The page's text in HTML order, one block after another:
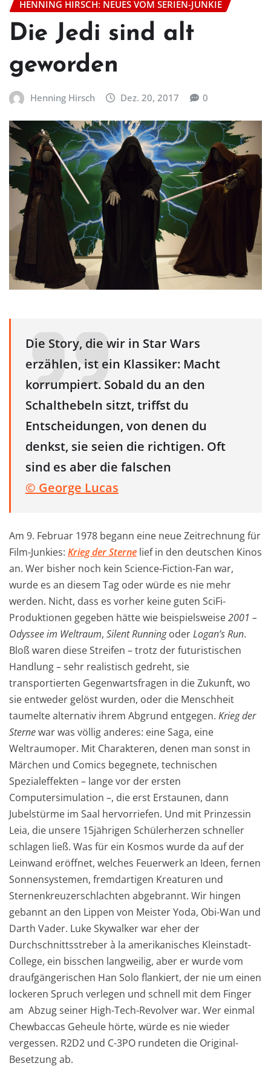
HENNING HIRSCH: NEUES VOM SERIEN-JUNKIE
Die Jedi sind alt
geworden
Henning Hirsch Dez. 20, 2017 0
Die Story, die wir in Star Wars
erzählen, ist ein Klassiker: Macht
korrumpiert. Sobald du an den
Schalthebeln sitzt, triffst du
Entscheidungen, von denen du
denkst, sie seien die richtigen. Oft
sind es aber die falschen
© George Lucas
Am 9. Februar 1978 begann eine neue Zeitrechnung für
Film-Junkies: Krieg der Sterne lief in den deutschen Kinos
an. Wer bisher noch kein Science-Fiction-Fan war,
wurde es an diesem Tag oder würde es nie mehr
werden. Nicht, dass es vorher keine guten SciFi-
Produktionen gegeben hätte wie beispielsweise2001 –
Odyssee im Weltraum, Silent RunningoderLogan’s Run.
Bloß waren diese Streifen – trotz der futuristischen
Handlung – sehr realistisch gedreht, sie
transportierten Gegenwartsfragen in die Zukunft, wo
sie entweder gelöst wurden, oder die Menschheit
taumelte alternativ ihrem Abgrund entgegen. Krieg der
Sternewar was völlig anderes: eine Saga, eine
Weltraumoper. Mit Charakteren, denen man sonst in
Märchen und Comics begegnete, technischen
Spezialeffekten – lange vor der ersten
Computersimulation –, die erst Erstaunen, dann
Jubelstürme im Saal hervorriefen. Und mit Prinzessin
Leia, die unsere 15jährigen Schülerherzen schneller
schlagen ließ. Was für ein Kosmos wurde da auf der
Leinwand eröffnet, welches Feuerwerk an Ideen, fernen
Sonnensystemen, fremdartigen Kreaturen und
Sternenkreuzerschlachten abgebrannt. Wir hingen
gebannt an den Lippen von Meister Yoda, Obi-Wan und
Darth Vader. Luke Skywalker war eher der
Durchschnittsstreber à la amerikanisches Kleinstadt-
College, ein bisschen langweilig, aber er wurde vom
draufgängerischen Han Solo flankiert, der nie um einen
lockeren Spruch verlegen und schnell mit dem Finger
am Abzug seiner High-Tech-Revolver war. Wer einmal
Chewbaccas Geheule hörte, würde es nie wieder
vergessen. R2D2 und C-3PO rundeten die Original-
Besetzung ab.